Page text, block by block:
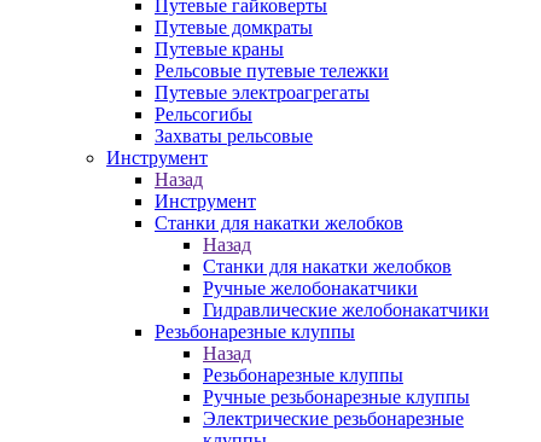
Путевые гайковерты
Путевые домкраты
Путевые краны
Рельсовые путевые тележки
Путевые электроагрегаты
Рельсогибы
Захваты рельсовые
Инструмент
Назад
Инструмент
Станки для накатки желобков
Назад
Станки для накатки желобков
Ручные желобонакатчики
Гидравлические желобонакатчики
Резьбонарезные клуппы
Назад
Резьбонарезные клуппы
Ручные резьбонарезные клуппы
Электрические резьбонарезные